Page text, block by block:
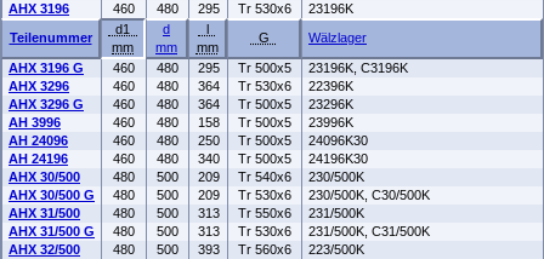
AHX 3196
460 480 295 Tr 530x6
23196K
Teilenummer
d1
mm
d
mm
l
mm
G Wälzlager
AHX 3196 G 460 480 295 Tr 500x5
23196K, C3196K
AHX 3296
460 480 364 Tr 530x6
22396K
AHX 3296 G
460 480 364 Tr 500x5
23296K
AH 3996
460 480 158 Tr 500x5
23996K
AH 24096
460 480 250 Tr 500x5
24096K30
AH 24196
460 480 340 Tr 500x5
24196K30
AHX 30/500
480 500 209 Tr 540x6
230/500K
AHX 30/500 G
480 500 209 Tr 530x6
230/500K, C30/500K
AHX 31/500
480 500 313 Tr 550x6
231/500K
AHX 31/500 G
480 500 313 Tr 530x6
231/500K, C31/500K
AHX 32/500
480 500 393 Tr 560x6
223/500K